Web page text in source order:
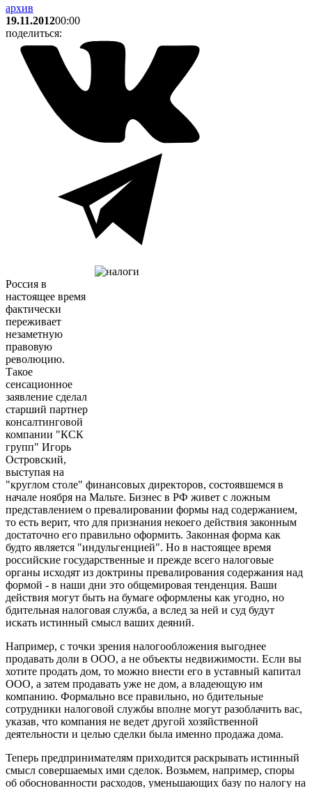
архив
19.11.201200:00
поделиться:
Россия в
настоящее время
фактически
переживает
незаметную
правовую
революцию.
Такое
сенсационное
заявление сделал
старший партнер
консалтинговой
компании "КСК
групп" Игорь
Островский,
выступая на
"круглом столе" финансовых директоров, состоявшемся в
начале ноября на Мальте. Бизнес в РФ живет с ложным
представлением о превалировании формы над содержанием,
то есть верит, что для признания некоего действия законным
достаточно его правильно оформить. Законная форма как
будто является "индульгенцией". Но в настоящее время
российские государственные и прежде всего налоговые
органы исходят из доктрины превалирования содержания над
формой - в наши дни это общемировая тенденция. Ваши
действия могут быть на бумаге оформлены как угодно, но
бдительная налоговая служба, а вслед за ней и суд будут
искать истинный смысл ваших деяний.
Например, с точки зрения налогообложения выгоднее
продавать доли в ООО, а не объекты недвижимости. Если вы
хотите продать дом, то можно внести его в уставный капитал
ООО, а затем продавать уже не дом, а владеющую им
компанию. Формально все правильно, но бдительные
сотрудники налоговой службы вполне могут разоблачить вас,
указав, что компания не ведет другой хозяйственной
деятельности и целью сделки была именно продажа дома.
Теперь предпринимателям приходится раскрывать истинный
смысл совершаемых ими сделок. Возьмем, например, споры
об обоснованности расходов, уменьшающих базу по налогу на